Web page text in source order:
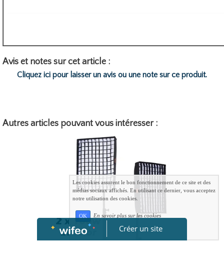
Avis et notes sur cet article :
Cliquez ici pour laisser un avis ou une note sur ce produit.
Autres articles pouvant vous intéresser :
Créer un site
Les cookies assurent le bon fonctionnement de ce site et des
médias sociaux affichés. En utilisant ce dernier, vous acceptez
notre utilisation des cookies.
OK En savoir plus sur les cookies